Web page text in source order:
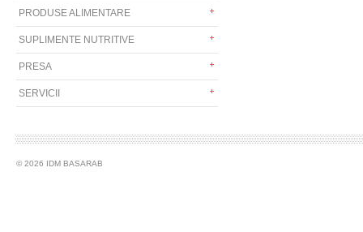
PRODUSE ALIMENTARE
SUPLIMENTE NUTRITIVE
PRESA
SERVICII
© 2026 IDM BASARAB